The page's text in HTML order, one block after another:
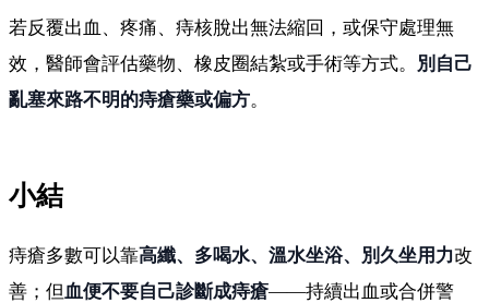
若反覆出血、疼痛、痔核脫出無法縮回，或保守處理無
效，醫師會評估藥物、橡皮圈結紮或手術等方式。
別自己
亂塞來路不明的痔瘡藥或偏方。
小結
痔瘡多數可以靠高纖、多喝水、溫水坐浴、別久坐用力改
善；但 血便不要自己診斷成痔瘡——持續出血或合併警